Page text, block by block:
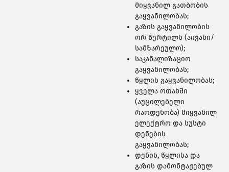
მიყვანილ გათბობის
გაყვანილობას;
გაზის გაყვანილობის
ორ წერტილს (აივანი/
სამზარეულო);
საკანალიზაციო
გაყვანილობას;
წყლის გაყვანილობას;
ყველა ოთახში
(აუცილებელი
რაოდენობა) მიყვანილ
ელექტრო და სუსტი
დენების
გაყვანილობას;
დენის, წყლისა და
გაზის დამონტაჟებულ